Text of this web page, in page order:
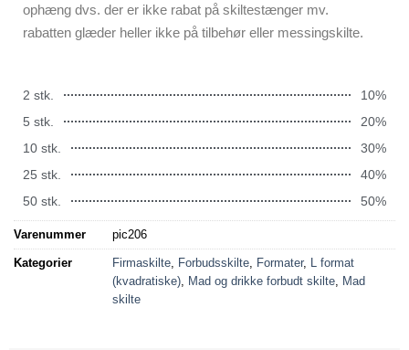
ophæng dvs. der er ikke rabat på skiltestænger mv.
rabatten glæder heller ikke på tilbehør eller messingskilte.
2 stk.
10%
5 stk.
20%
10 stk.
30%
25 stk.
40%
50 stk.
50%
Varenummer pic206
Kategorier Firmaskilte, Forbudsskilte, Formater, L format
(kvadratiske), Mad og drikke forbudt skilte, Mad
skilte